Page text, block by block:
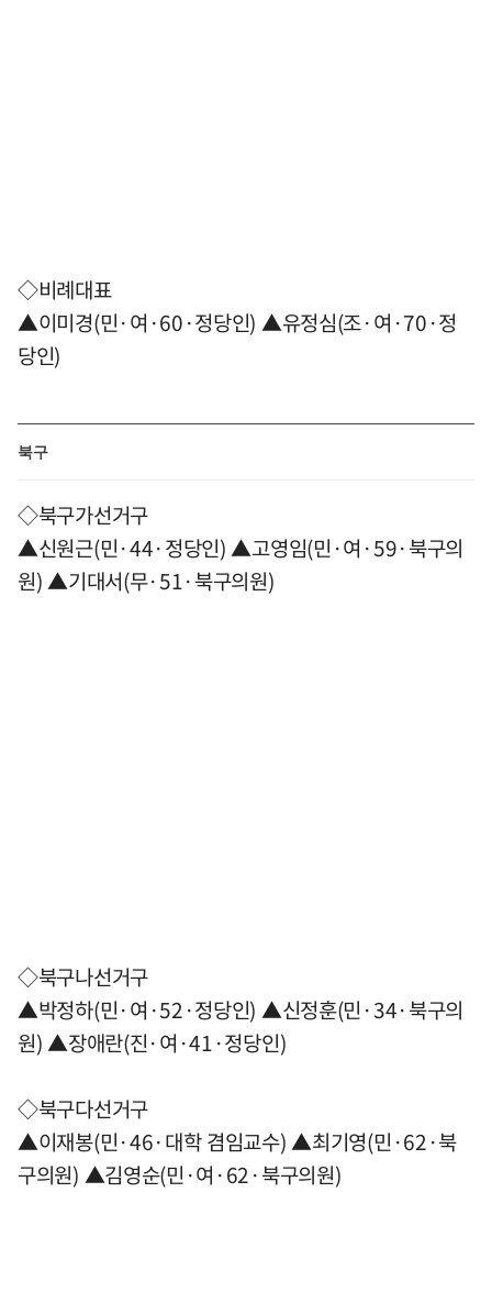
◇비례대표
▲이미경(민·여·60·정당인) ▲유정심(조·여·70·정
당인)
북구
◇북구가선거구
▲신원근(민·44·정당인) ▲고영임(민·여·59·북구의
원) ▲기대서(무·51·북구의원)
◇북구나선거구
▲박정하(민·여·52·정당인) ▲신정훈(민·34·북구의
원) ▲장애란(진·여·41·정당인)
◇북구다선거구
▲이재봉(민·46·대학 겸임교수) ▲최기영(민·62·북
구의원) ▲김영순(민·여·62·북구의원)